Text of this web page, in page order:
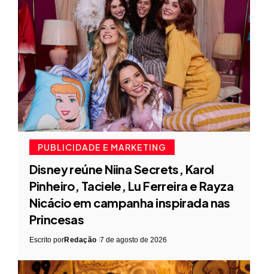
PUBLICIDADE E MARKETING
Disney reúne Niina Secrets, Karol
Pinheiro, Taciele, Lu Ferreira e Rayza
Nicácio em campanha inspirada nas
Princesas
Escrito porRedação 7 de agosto de 2026